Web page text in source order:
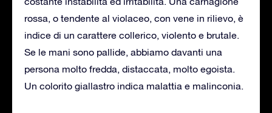
rossa, o tendente al violaceo, con vene in rilievo, è
indice di un carattere collerico, violento e brutale.
Se le mani sono pallide, abbiamo davanti una
persona molto fredda, distaccata, molto egoista.
Un colorito giallastro indica malattia e malinconia.